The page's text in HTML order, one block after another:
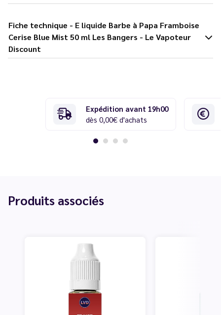
Fiche technique - E liquide Barbe à Papa Framboise
Cerise Blue Mist 50 ml Les Bangers - Le Vapoteur
Discount
Expédition avant 19h00
dès 0,00€ d'achats
Produits associés